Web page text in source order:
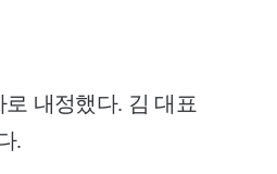
내정했다. 김 대표
.